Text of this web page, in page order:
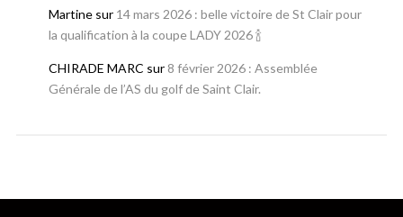
Martinesur 14 mars 2026 : belle victoire de St Clair pour
la qualification à la coupe LADY 2026 🍾
CHIRADE MARC sur 8 février 2026 : Assemblée
Générale de l’AS du golf de Saint Clair.